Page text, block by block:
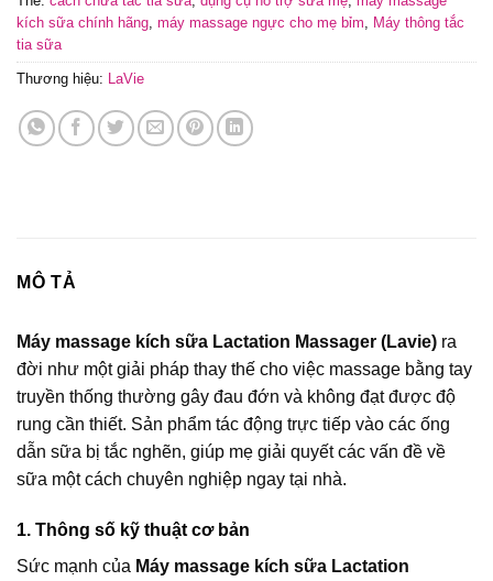
kích sữa chính hãng, máy massage ngực cho mẹ bỉm, Máy thông tắc
tia sữa
Thương hiệu: LaVie
MÔ TẢ
Máy massage kích sữa Lactation Massager (Lavie) ra
đời như một giải pháp thay thế cho việc massage bằng tay
truyền thống thường gây đau đớn và không đạt được độ
rung cần thiết. Sản phẩm tác động trực tiếp vào các ống
dẫn sữa bị tắc nghẽn, giúp mẹ giải quyết các vấn đề về
sữa một cách chuyên nghiệp ngay tại nhà.
1. Thông số kỹ thuật cơ bản
Sức mạnh của Máy massage kích sữa Lactation